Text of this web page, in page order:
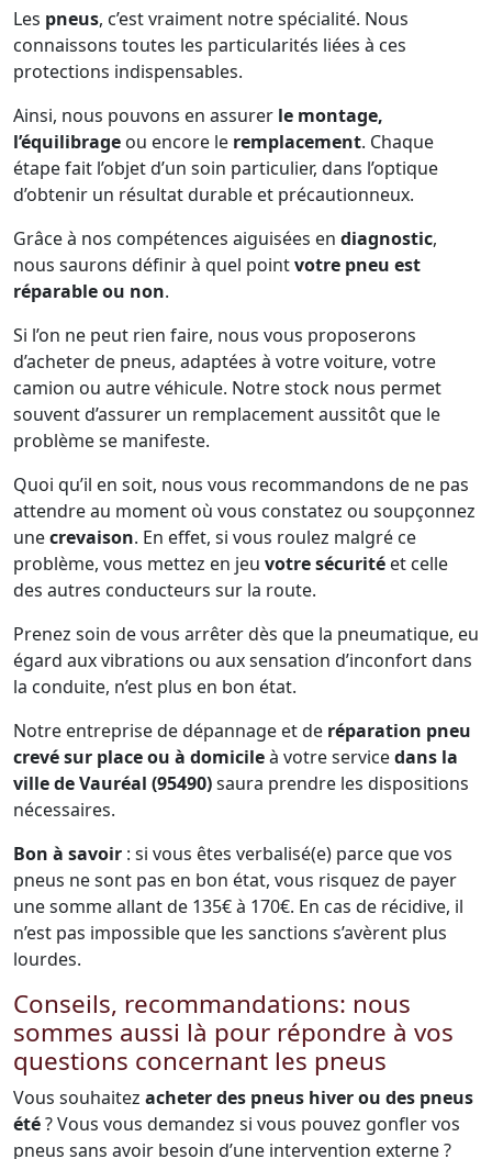
Les pneus, c’est vraiment notre spécialité. Nous
connaissons toutes les particularités liées à ces
protections indispensables.
Ainsi, nous pouvons en assurer le montage,
l’équilibrage ou encore le remplacement. Chaque
étape fait l’objet d’un soin particulier, dans l’optique
d’obtenir un résultat durable et précautionneux.
Grâce à nos compétences aiguisées en diagnostic,
nous saurons définir à quel pointvotre pneu est
réparable ou non.
Si l’on ne peut rien faire, nous vous proposerons
d’acheter de pneus, adaptées à votre voiture, votre
camion ou autre véhicule. Notre stock nous permet
souvent d’assurer un remplacement aussitôt que le
problème se manifeste.
Quoi qu’il en soit, nous vous recommandons de ne pas
attendre au moment où vous constatez ou soupçonnez
unecrevaison. En effet, si vous roulez malgré ce
problème, vous mettez en jeu votre sécurité et celle
des autres conducteurs sur la route.
Prenez soin de vous arrêter dès que la pneumatique, eu
égard aux vibrations ou aux sensation d’inconfort dans
la conduite, n’est plus en bon état.
Notre entreprise de dépannage et de réparation pneu
crevé sur place ou à domicileà votre servicedans la
ville de Vauréal (95490)saura prendre les dispositions
nécessaires.
Bon à savoir : si vous êtes verbalisé(e) parce que vos
pneus ne sont pas en bon état, vous risquez de payer
une somme allant de 135€ à 170€. En cas de récidive, il
n’est pas impossible que les sanctions s’avèrent plus
lourdes.
Conseils, recommandations: nous
sommes aussi là pour répondre à vos
questions concernant les pneus
Vous souhaitez acheter des pneus hiver ou des pneus
été? Vous vous demandez si vous pouvez gonfler vos
pneus sans avoir besoin d’une intervention externe ?